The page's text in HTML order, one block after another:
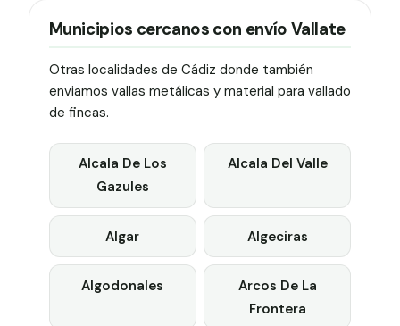
Municipios cercanos con envío Vallate
Otras localidades de Cádiz donde también
enviamos vallas metálicas y material para vallado
de fincas.
Alcala De Los
Gazules
Alcala Del Valle
Algar Algeciras
Algodonales
Arcos De La
Frontera